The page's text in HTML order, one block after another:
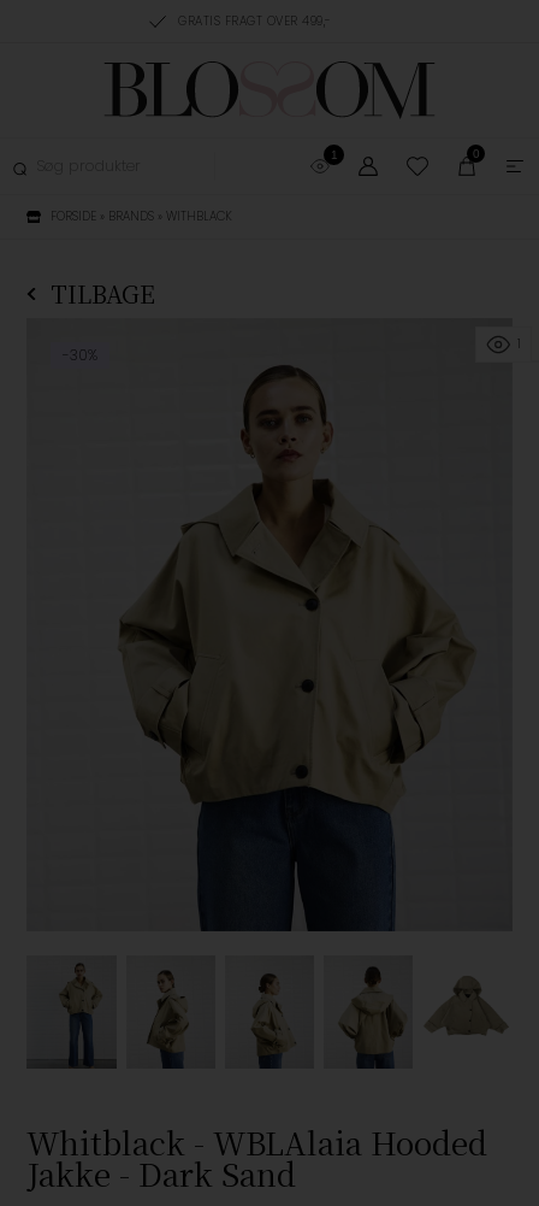
GRATIS FRAGT OVER 499,-
1 0
FORSIDE » BRANDS »WITHBLACK
TILBAGE
Whitblack - WBLAlaia Hooded
Jakke - Dark Sand
1